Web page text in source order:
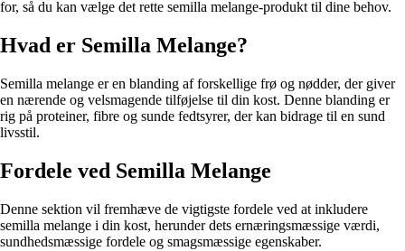
for, så du kan vælge det rette semilla melange-produkt til dine behov.
Hvad er Semilla Melange?
Semilla melange er en blanding af forskellige frø og nødder, der giver
en nærende og velsmagende tilføjelse til din kost. Denne blanding er
rig på proteiner, fibre og sunde fedtsyrer, der kan bidrage til en sund
livsstil.
Fordele ved Semilla Melange
Denne sektion vil fremhæve de vigtigste fordele ved at inkludere
semilla melange i din kost, herunder dets ernæringsmæssige værdi,
sundhedsmæssige fordele og smagsmæssige egenskaber.